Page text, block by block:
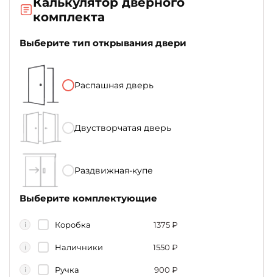
комплекта
Выберите тип открывания двери
Распашная дверь
Двустворчатая дверь
Раздвижная-купе
Выберите комплектующие
i Коробка 1375₽
i Наличники 1550 ₽
i Ручка 900 ₽